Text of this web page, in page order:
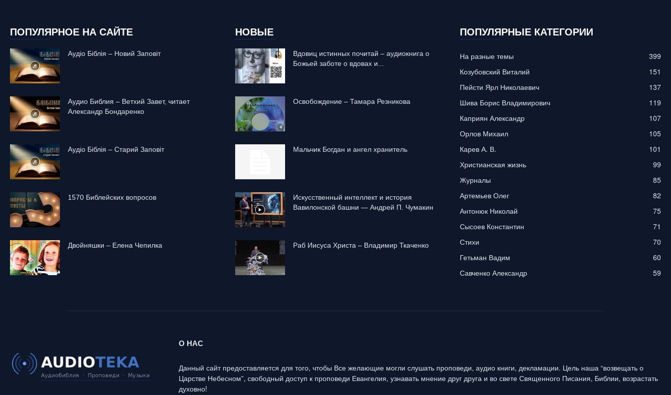
ПОПУЛЯРНОЕ НА САЙТЕ
Аудіо Біблія – Новий Заповіт
Аудио Библия – Ветхий Завет, читает
Александр Бондаренко
Аудіо Біблія – Старий Заповіт
1570 Библейских вопросов
Двойняшки – Елена Чепилка
НОВЫЕ
Вдовиц истинных почитай – аудиокнига о
Божьей заботе о вдовах и...
Освобождение – Тамара Резникова
Mальчик Богдан и ангел хранитель
Искусственный интеллект и история
Вавилонской башни — Андрей П. Чумакин
Раб Иисуса Христа – Владимир Ткаченко
ПОПУЛЯРНЫЕ КАТЕГОРИИ
На разные темы
399
Козубовский Виталий
151
Пейсти Ярл Николаевич
137
Шива Борис Владимирович
119
Каприян Александр
107
Орлов Михаил
105
Карев А. В.
101
Христианская жизнь
99
Журналы
85
Артемьев Олег
82
Антонюк Николай
75
Сысоев Константин
71
Стихи
70
Гетьман Вадим
60
Савченко Александр
59
О НАС
Данный сайт предоставляется для того, чтобы Все желающие могли слушать проповеди, аудио книги, декламации. Цель наша “возвещать о
Царстве Небесном”, свободный доступ к проповеди Евангелия, узнавать мнение друг друга и во свете Священного Писания, Библии, возрастать
духовно!